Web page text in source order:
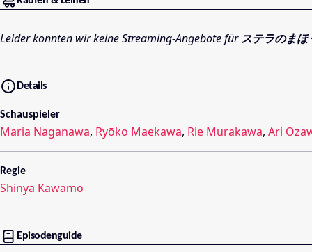
Leider konnten wir keine Streaming-Angebote fürステラのまほ
Details
Schauspieler
Maria Naganawa, Ryōko Maekawa, Rie Murakawa, Ari
Regie
Shinya Kawamo
Episodenguide